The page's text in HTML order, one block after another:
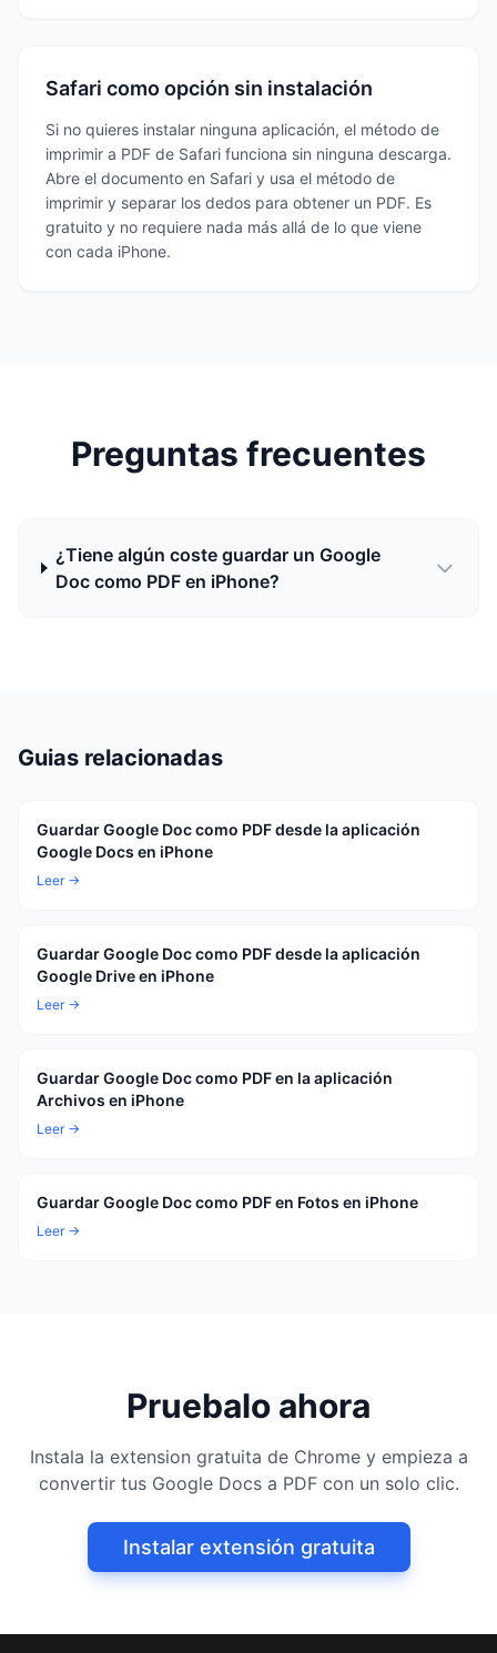
Safari como opción sin instalación
Si no quieres instalar ninguna aplicación, el método de
imprimir a PDF de Safari funciona sin ninguna descarga.
Abre el documento en Safari y usa el método de
imprimir y separar los dedos para obtener un PDF. Es
gratuito y no requiere nada más allá de lo que viene
con cada iPhone.
Preguntas frecuentes
¿Tiene algún coste guardar un Google
Doc como PDF en iPhone?
Guias relacionadas
Guardar Google Doc como PDF desde la aplicación
Google Docs en iPhone
Leer →
Guardar Google Doc como PDF desde la aplicación
Google Drive en iPhone
Leer →
Guardar Google Doc como PDF en la aplicación
Archivos en iPhone
Leer →
Guardar Google Doc como PDF en Fotos en iPhone
Leer →
Pruebalo ahora
Instala la extension gratuita de Chrome y empieza a
convertir tus Google Docs a PDF con un solo clic.
Instalar extensión gratuita